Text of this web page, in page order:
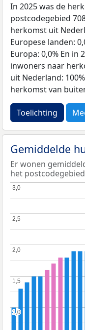
In 2025 was de
postcodegebied
herkomst uit
Europese landen:
Europa: 0,0% En in
inwoners naar
uit Nederland:
herkomst van
Toelichting
Gemiddelde
Er wonen
het postcodegebied
1,0
1,0
1,5
1,5
2,0
2,0
2,5
2,5
3,0
3,0